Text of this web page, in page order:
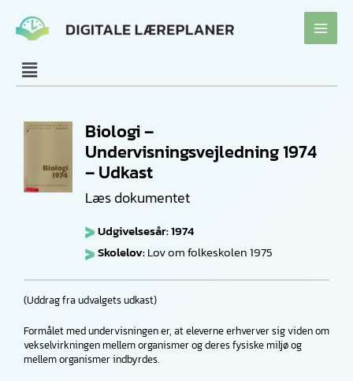
Biologi –
Undervisningsvejledning 1974
– Udkast
Læs dokumentet
Udgivelsesår: 1974
Skolelov:Lov om folkeskolen 1975
(Uddrag fra udvalgets udkast)
Formålet med undervisningen er, at ele­verne erhverver sig viden om
vekselvirk­ningen mellem organismer og deres fy­siske miljø og
mellem organismer ind­byrdes.